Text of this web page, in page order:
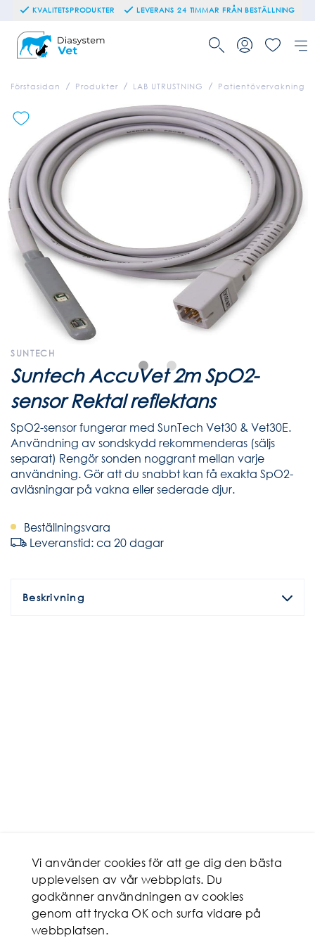
KVALITETSPRODUKTER LEVERANS 24 TIMMAR FRÅN BESTÄLLNING
Förstasidan Produkter LAB UTRUSTNING Patientövervakning
SUNTECH
Suntech AccuVet 2m SpO2-
sensor Rektal reflektans
SpO2-sensor fungerar med SunTech Vet30 & Vet30E.
Användning av sondskydd rekommenderas (säljs
separat) Rengör sonden noggrant mellan varje
användning. Gör att du snabbt kan få exakta SpO2-
avläsningar på vakna eller sederade djur.
Beställningsvara
Leveranstid: ca 20 dagar
Beskrivning
Vi använder cookies för att ge dig den bästa
upplevelsen av vår webbplats. Du
godkänner användningen av cookies
genom att trycka OK och surfa vidare på
webbplatsen.